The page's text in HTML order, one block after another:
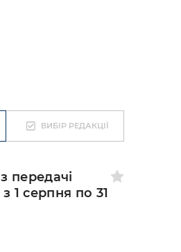
ВИБІР РЕДАКЦІЇ
передачі
1 серпня по 31